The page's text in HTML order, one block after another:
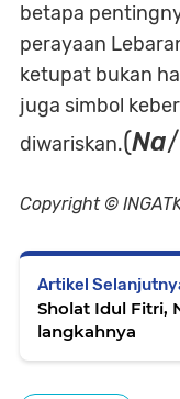
betapa
perayaan
ketupat bukan
juga simbol
diwariskan.(Na/
Copyright ©
Artikel
Sholat Idul Fitri,
langkahnya